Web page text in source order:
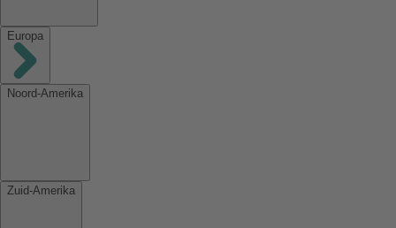
Europa
Noord-Amerika
Zuid-Amerika